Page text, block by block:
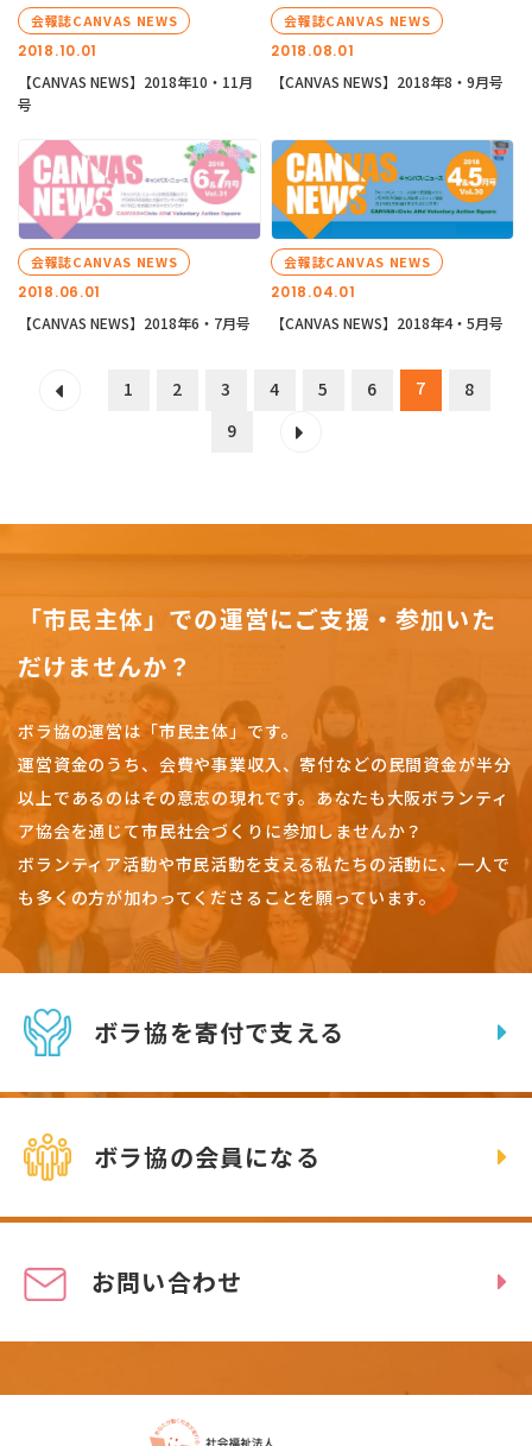
2018.10.01
会報誌CANVAS NEWS
【CANVAS NEWS】2018年10・11月
号
2018.08.01
会報誌CANVAS NEWS
【CANVAS NEWS】2018年8・9月号
2018.06.01
会報誌CANVAS NEWS
【CANVAS NEWS】2018年6・7月号
2018.04.01
会報誌CANVAS NEWS
【CANVAS NEWS】2018年4・5月号
1 2 3 4 5 6 7
8
9
「市民主体」での運営にご支援・参加いた
だけませんか？
ボラ協の運営は「市民主体」です。
運営資金のうち、会費や事業収入、寄付などの民間資金が半分
以上であるのはその意志の現れです。 あなたも大阪ボランティ
ア協会を通じて市民社会づくりに参加しませんか？
ボランティア活動や市民活動を支える私たちの活動に、一人で
も多くの方が加わってくださることを願っています。
ボラ協を寄付で支える
ボラ協の会員になる
お問い合わせ